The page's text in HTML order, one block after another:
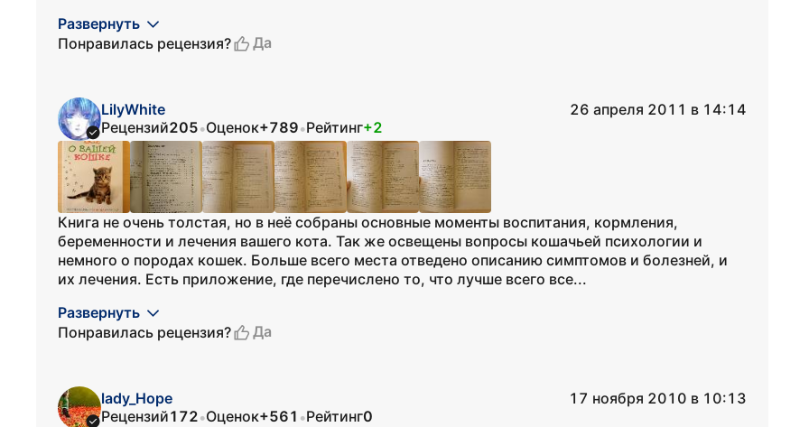
Развернуть
Понравилась рецензия?
Да
LilyWhite
26 апреля 2011 в 14:14
Рецензий205•Оценок+789•Рейтинг+2
Книга не очень толстая, но в неё собраны основные моменты воспитания, кормления,
беременности и лечения вашего кота. Так же освещены вопросы кошачьей психологии и
немного о породах кошек. Больше всего места отведено описанию симптомов и болезней, и
их лечения. Есть приложение, где перечислено то, что лучше всего все...
Развернуть
Понравилась рецензия?
Да
lady_Hope
17 ноября 2010 в 10:13
Рецензий172•Оценок+561 •Рейтинг0